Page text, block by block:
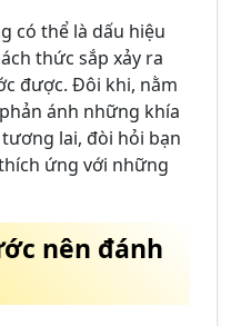
có thể là dấu hiệu
thức sắp xảy ra
được. Đôi khi, nằm
ánh những khía
lai, đòi hỏi bạn
ứng với những
nên đánh